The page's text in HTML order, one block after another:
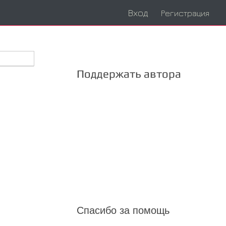
Вход Регистрация
Поддержать автора
Спасибо за помощь